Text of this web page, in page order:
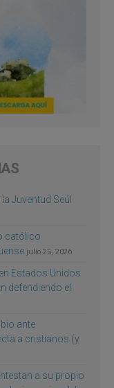
Juventud Seúl
católico
julio 25, 2026
Estados Unidos
defendiendo el
ante
a cristianos (y
a su propio